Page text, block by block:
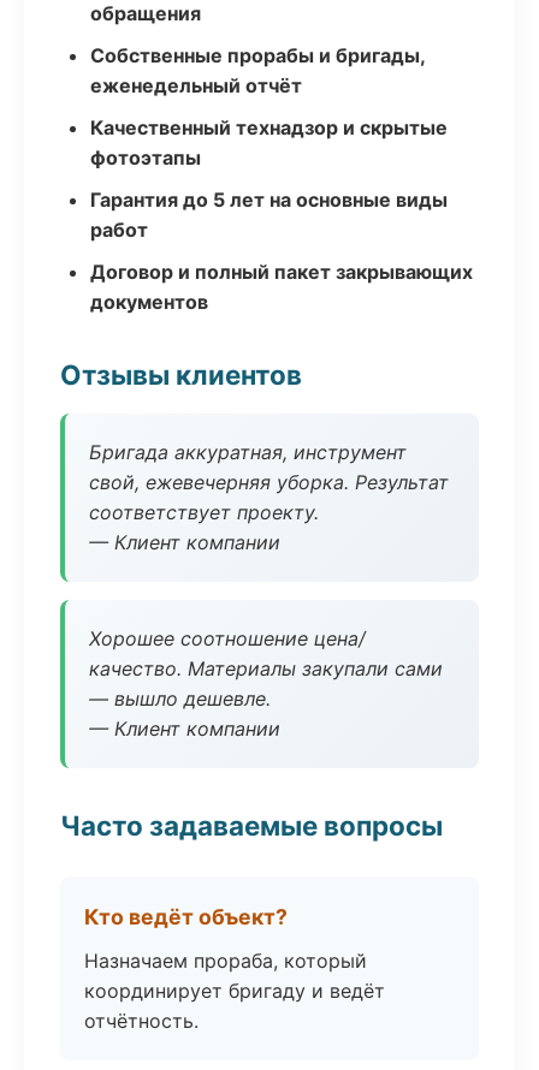
обращения
Собственные прорабы и бригады,
еженедельный отчёт
Качественный технадзор и скрытые
фотоэтапы
Гарантия до 5 лет на основные виды
работ
Договор и полный пакет закрывающих
документов
Отзывы клиентов
Бригада аккуратная, инструмент
свой, ежевечерняя уборка. Результат
соответствует проекту.
— Клиент компании
Хорошее соотношение цена/
качество. Материалы закупали сами
— вышло дешевле.
— Клиент компании
Часто задаваемые вопросы
Кто ведёт объект?
Назначаем прораба, который
координирует бригаду и ведёт
отчётность.